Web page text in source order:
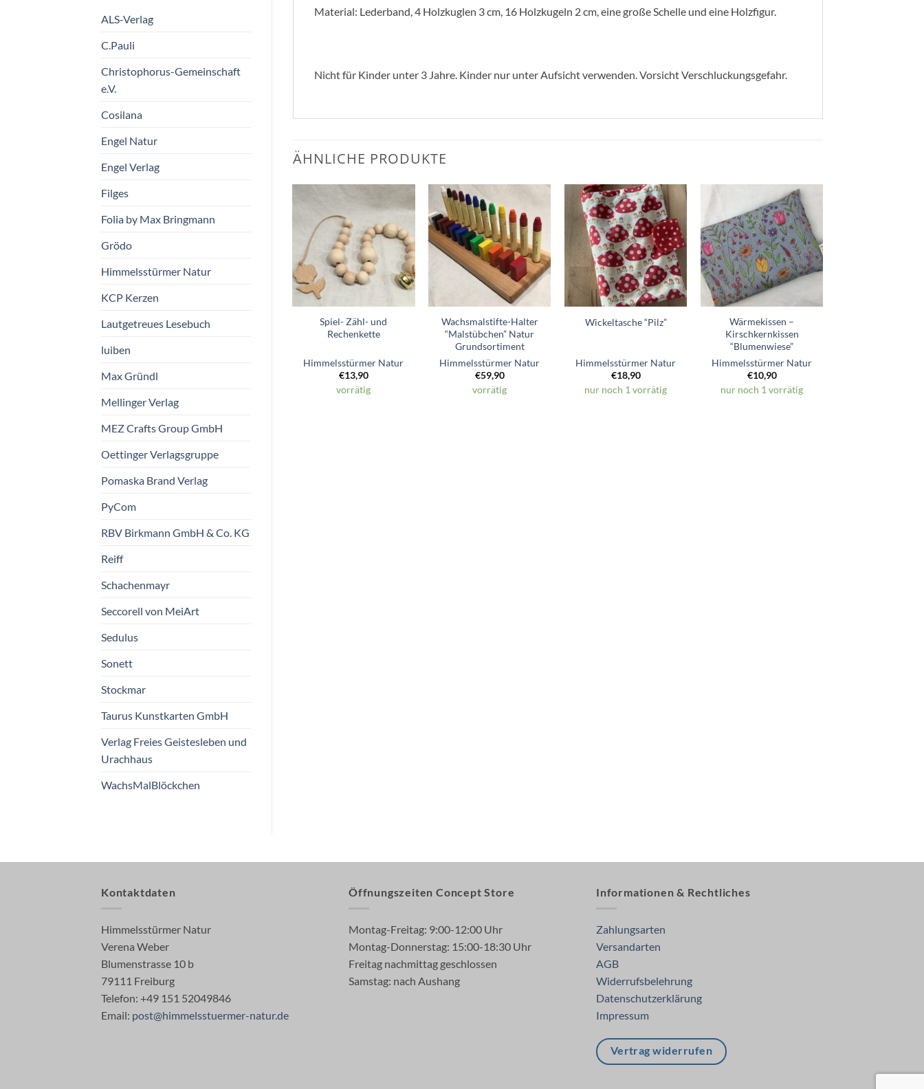
ALS-Verlag
C.Pauli
Christophorus-Gemeinschaft
e.V.
Cosilana
Engel Natur
Engel Verlag
Filges
Folia by Max Bringmann
Grödo
Himmelsstürmer Natur
KCP Kerzen
Lautgetreues Lesebuch
luiben
Max Gründl
Mellinger Verlag
MEZ Crafts Group GmbH
Oettinger Verlagsgruppe
Pomaska Brand Verlag
PyCom
RBV Birkmann GmbH & Co. KG
Reiff
Schachenmayr
Seccorell von MeiArt
Sedulus
Sonett
Stockmar
Taurus Kunstkarten GmbH
Verlag Freies Geistesleben und
Urachhaus
WachsMalBlöckchen
Material: Lederband, 4 Holzkuglen 3 cm, 16 Holzkugeln 2 cm, eine große Schelle und eine Holzfigur.
Nicht für Kinder unter 3 Jahre. Kinder nur unter Aufsicht verwenden. Vorsicht Verschluckungsgefahr.
ÄHNLICHE PRODUKTE
Zum
Wunschzettel
hinzufügen
Spiel- Zähl- und
Rechenkette
Himmelsstürmer Natur
€13,90
vorrätig
Zum
Wunschzettel
hinzufügen
Wachsmalstifte-Halter
“Malstübchen” Natur
Grundsortiment
Himmelsstürmer Natur
€59,90
vorrätig
Zum
Wunschzettel
hinzufügen
Wickeltasche “Pilz”
Himmelsstürmer Natur
€18,90
nur noch 1 vorrätig
Zum
Wunschzettel
hinzufügen
Wärmekissen –
Kirschkernkissen
“Blumenwiese”
Himmelsstürmer Natur
€10,90
nur noch 1 vorrätig
Zum
hinzufügen
Wärmekissen –
“Bienenfamilie”
Buch: Das Vermächtnis
Kontaktdaten
Himmelsstürmer Natur
Verena Weber
Blumenstrasse 10 b
79111 Freiburg
Telefon: +49 151 52049846
Email: post@himmelsstuermer-natur.de
Öffnungszeiten Concept Store
Montag-Freitag: 9:00-12:00 Uhr
Montag-Donnerstag: 15:00-18:30 Uhr
Freitag nachmittag geschlossen
Samstag: nach Aushang
Informationen & Rechtliches
Zahlungsarten
Versandarten
AGB
Widerrufsbelehrung
Datenschutzerklärung
Impressum
Vertrag widerrufen